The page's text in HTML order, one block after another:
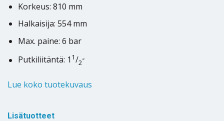
Korkeus: 810 mm
Halkaisija: 554 mm
Max. paine: 6 bar
Putkiliitäntä: 1 1/2”
Lue koko tuotekuvaus
Lisätuotteet